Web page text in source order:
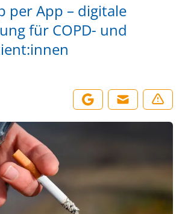
per App – digitale
für COPD- und